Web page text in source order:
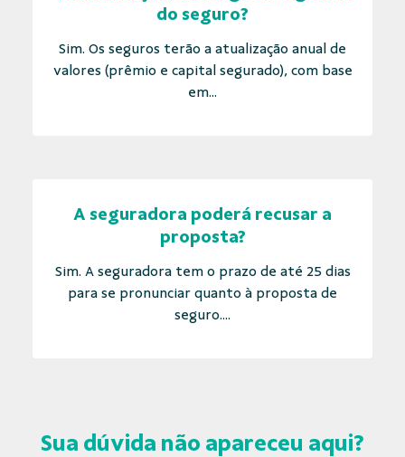
do seguro?
Sim. Os seguros terão a atualização anual de
valores (prêmio e capital segurado), com base
em...
A seguradora poderá recusar a
proposta?
Sim. A seguradora tem o prazo de até 25 dias
para se pronunciar quanto à proposta de
seguro....
Sua dúvida não apareceu aqui?